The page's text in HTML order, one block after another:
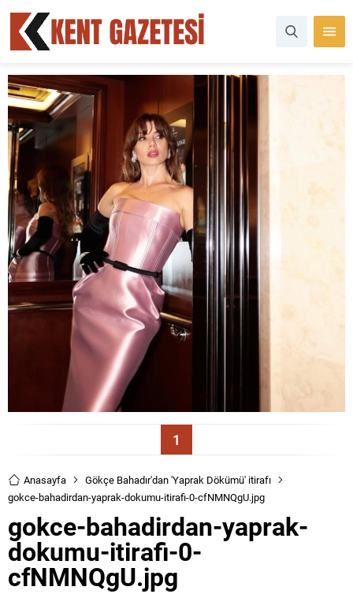
1
Anasayfa
Gökçe Bahadır'dan 'Yaprak Dökümü' itirafı
gokce-bahadirdan-yaprak-dokumu-itirafi-0-cfNMNQgU.jpg
gokce-bahadirdan-yaprak-
dokumu-itirafi-0-
cfNMNQgU.jpg